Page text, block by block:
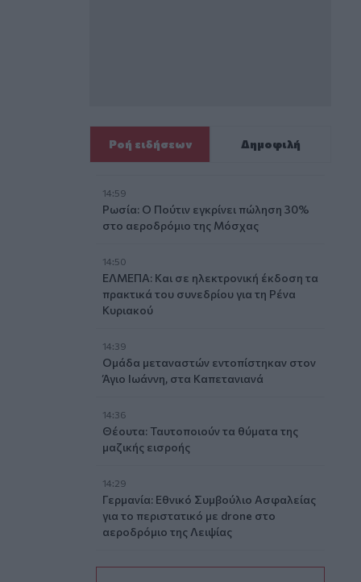
Ροή ειδήσεων Δημοφιλή
14:59
Ρωσία: Ο Πούτιν εγκρίνει πώληση 30%
στο αεροδρόμιο της Μόσχας
14:50
ΕΛΜΕΠΑ: Και σε ηλεκτρονική έκδοση τα
πρακτικά του συνεδρίου για τη Ρένα
Κυριακού
14:39
Ομάδα μεταναστών εντοπίστηκαν στον
Άγιο Ιωάννη, στα Καπετανιανά
14:36
Θέουτα: Ταυτοποιούν τα θύματα της
μαζικής εισροής
14:29
Γερμανία: Εθνικό Συμβούλιο Ασφαλείας
για το περιστατικό με drone στο
αεροδρόμιο της Λειψίας
14:29